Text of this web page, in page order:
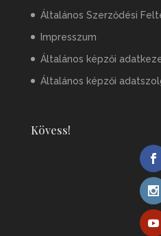
Általános Szerződési
Impresszum
Általános képzői
Általános képzői
Kövess!